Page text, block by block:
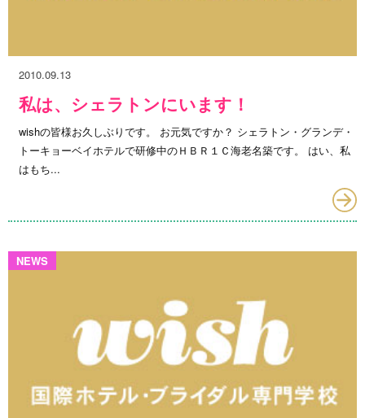
2010.09.13
私は、シェラトンにいます！
wishの皆様お久しぶりです。 お元気ですか？ シェラトン・グランデ・
トーキョーベイホテルで研修中のＨＢＲ１Ｃ海老名築です。 はい、私
はもち...
NEWS